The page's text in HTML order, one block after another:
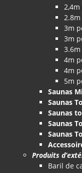
3m
3m
4m
4m
5m
Saunas
Saunas
Saunas
Saunas
Saunas
Produits
Baril de